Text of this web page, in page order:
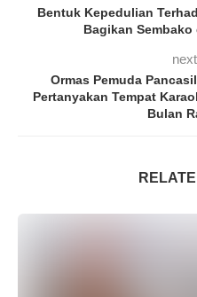
Bentuk Kepedulian
Bagikan
Ormas Pemuda
Pertanyakan Tempat
Bulan